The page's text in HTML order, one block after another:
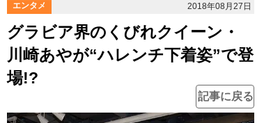
エンタメ 2018年08月27日
グラビア界のくびれクイーン・
川崎あやが“ハレンチ下着姿”で登
場!?
記事に戻る